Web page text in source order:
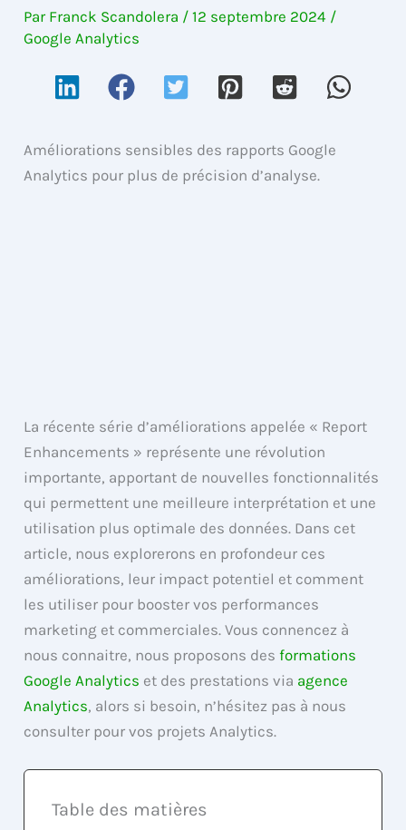
Par Franck Scandolera /12 septembre 2024 /
Google Analytics
Améliorations sensibles des rapports Google
Analytics pour plus de précision d’analyse.
La récente série d’améliorations appelée « Report
Enhancements » représente une révolution
importante, apportant de nouvelles fonctionnalités
qui permettent une meilleure interprétation et une
utilisation plus optimale des données. Dans cet
article, nous explorerons en profondeur ces
améliorations, leur impact potentiel et comment
les utiliser pour booster vos performances
marketing et commerciales. Vous connencez à
nous connaitre, nous proposons desformations
Google Analytics et des prestations via agence
Analytics, alors si besoin, n’hésitez pas à nous
consulter pour vos projets Analytics.
Table des matières